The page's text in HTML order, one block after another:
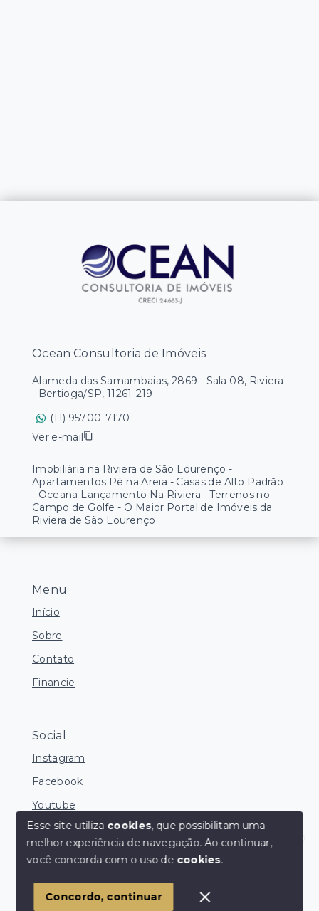
Menu
Início
Sobre
Contato
Financie
Social
Instagram
Facebook
Youtube
© Copyright 2026 - Ocean Consultoria de Imóveis -
SITE PARA IMOBILIARIA
Ocean Consultoria de Imóveis
Alameda das Samambaias, 2869 - Sala 08, Riviera
- Bertioga/SP, 11261-219
(11) 95700-7170
Ver e-mail
Imobiliária na Riviera de São Lourenço -
Apartamentos Pé na Areia - Casas de Alto Padrão
- Oceana Lançamento Na Riviera - Terrenos no
Campo de Golfe - O Maior Portal de Imóveis da
Riviera de São Lourenço
Corretores Online
Esse site utiliza cookies, que possibilitam uma
melhor experiência de navegação.Ao continuar,
você concorda com o uso de cookies.
Concordo, continuar